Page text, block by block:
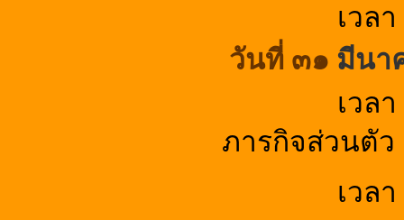
เวล
วันที่ ๓๑ มีนา
เวล
ภารกิจส่วนตัว
เวล